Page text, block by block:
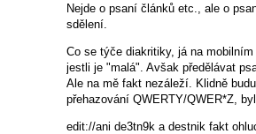
Nejde o psaní článků etc., ale o
sdělení.
Co se týče diakritiky, já na
jestli je "malá". Avšak předělávat
Ale na mě fakt nezáleží. Klidně
přehazování QWERTY/QWER*Z,
edit://ani de3tn9k a destnik fakt